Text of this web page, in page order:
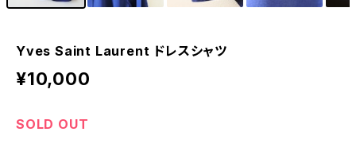
Yves Saint Laurent ドレスシャツ
¥10,000
SOLD OUT